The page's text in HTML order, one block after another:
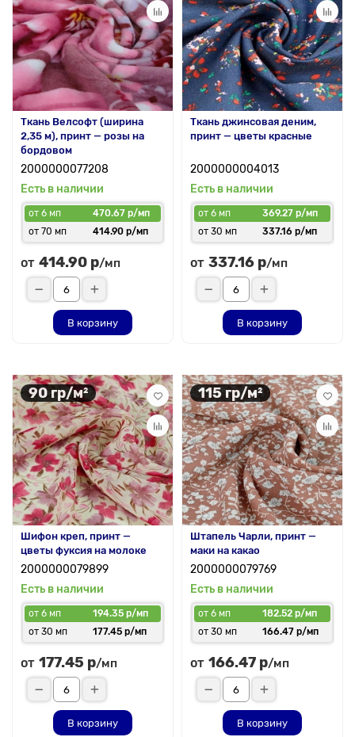
Ткань Велсофт (ширина
2,35 м), принт — розы на
бордовом
2000000077208
Есть в наличии
от 6 мп
470.67 р/мп
от 70 мп
414.90 р/мп
от 414.90 р/мп
В корзину
Ткань джинсовая деним,
принт — цветы красные
2000000004013
Есть в наличии
от 6 мп
369.27 р/мп
от 30 мп
337.16 р/мп
от 337.16 р/мп
В корзину
90 гр/м²
Шифон креп, принт —
цветы фуксия на молоке
2000000079899
Есть в наличии
от 6 мп
194.35 р/мп
от 30 мп
177.45 р/мп
от 177.45 р/мп
В корзину
115 гр/м²
Штапель Чарли, принт —
маки на какао
2000000079769
Есть в наличии
от 6 мп
182.52 р/мп
от 30 мп
166.47 р/мп
от 166.47 р/мп
В корзину